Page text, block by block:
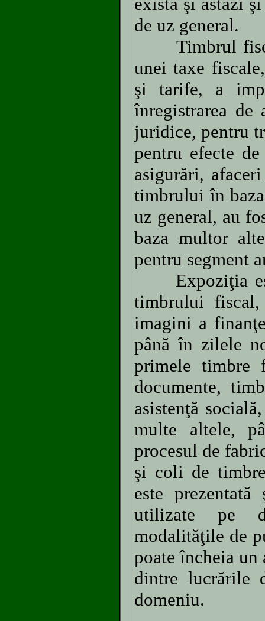
de uz general.
Timbrul
unei taxe
şi tarife, a
înregistrarea de
juridice, pentru
pentru efecte
asigurări,
timbrului în
uz general, au
baza multor
pentru segment
Expoziţia
timbrului
imagini a
până în zilele
primele timbre
documente,
asistenţă
multe altele,
procesul de
şi coli de
este
utilizate pe
modalităţile de
poate încheia un
dintre lucrările
domeniu.